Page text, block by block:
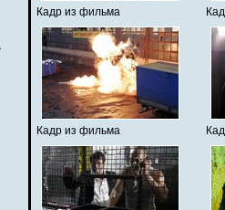
Кадр из фильма
Кадр из фильма